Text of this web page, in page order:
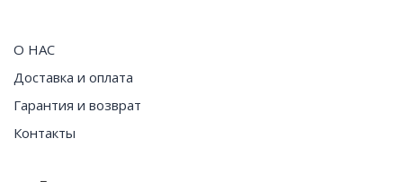
О НАС
Доставка и оплата
Гарантия и возврат
Контакты